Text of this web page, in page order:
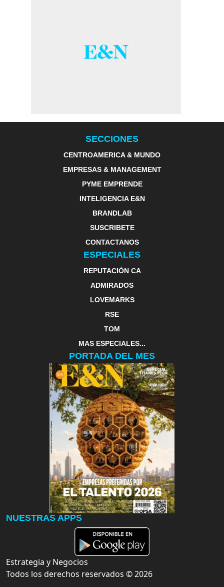
SECCIONES
CENTROAMERICA & MUNDO
EMPRESAS & MANAGEMENT
PYME EMPRENDE
INTELIGENCIA E&N
BRANDLAB
SUSCRIBETE
CONTACTANOS
ESPECIALES
REPUTACIÓN CA
ADMIRADOS
LOVEMARKS
RSE
TOM
MAS ESPECIALES...
PORTADA DEL MES
NUESTRAS APPS
Estrategia y Negocios
Todos los derechos reservados ©2026